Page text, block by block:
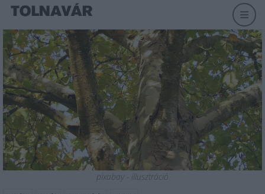
pixabay - illusztráció